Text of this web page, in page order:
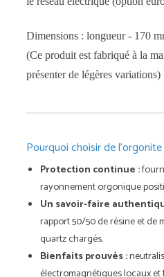
Dimensions : longueur - 170
(Ce produit est fabriqué à la
présenter de légères variations)
Pourquoi choisir de
Protection continue :
rayonnement orgonique
Un savoir-faire
rapport 50/50 de résine et de
quartz chargés.
Bienfaits prouvés :
électromagnétiques locaux